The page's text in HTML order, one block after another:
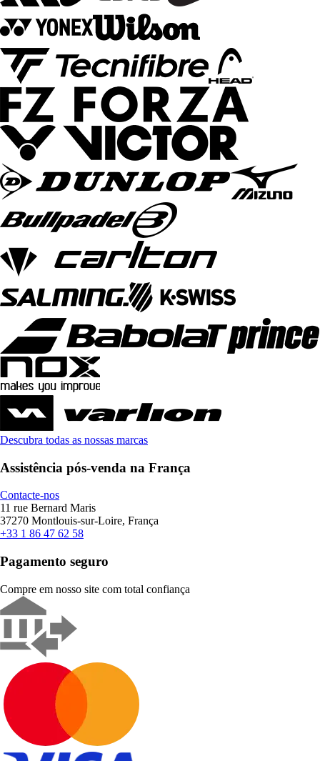
Descubra todas as nossas marcas
Assistência pós-venda na França
Contacte-nos
11 rue Bernard Maris
37270 Montlouis-sur-Loire, França
+33 1 86 47 62 58
Pagamento seguro
Compre em nosso site com total confiança